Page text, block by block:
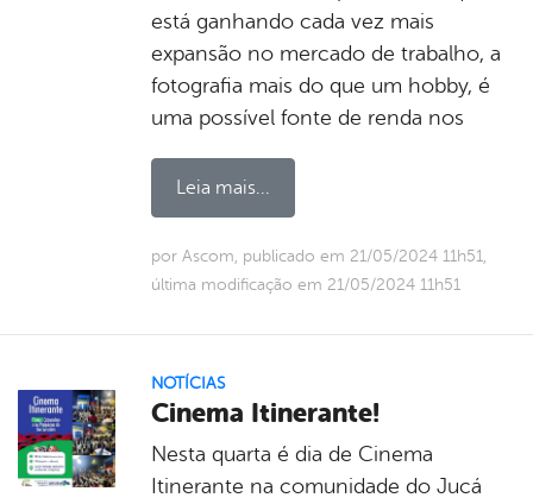
está ganhando cada vez mais
expansão no mercado de trabalho, a
fotografia mais do que um hobby, é
uma possível fonte de renda nos
Leia mais...
por Ascom, publicado em 21/05/2024 11h51,
última modificação em 21/05/2024 11h51
NOTÍCIAS
Cinema Itinerante!
Nesta quarta é dia de Cinema
Itinerante na comunidade do Jucá